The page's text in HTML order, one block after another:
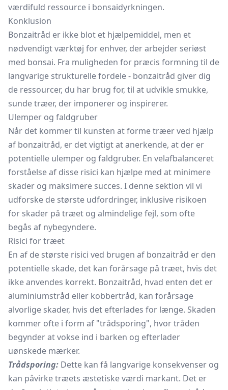
værdifuld ressource i bonsaidyrkningen.
Konklusion
Bonzaitråd er ikke blot et hjælpemiddel, men et
nødvendigt værktøj for enhver, der arbejder seriøst
med bonsai. Fra muligheden for præcis formning til de
langvarige strukturelle fordele - bonzaitråd giver dig
de ressourcer, du har brug for, til at udvikle smukke,
sunde træer, der imponerer og inspirerer.
Ulemper og faldgruber
Når det kommer til kunsten at forme træer ved hjælp
af bonzaitråd, er det vigtigt at anerkende, at der er
potentielle ulemper og faldgruber. En velafbalanceret
forståelse af disse risici kan hjælpe med at minimere
skader og maksimere succes. I denne sektion vil vi
udforske de største udfordringer, inklusive risikoen
for skader på træet og almindelige fejl, som ofte
begås af nybegyndere.
Risici for træet
En af de største risici ved brugen af bonzaitråd er den
potentielle skade, det kan forårsage på træet, hvis det
ikke anvendes korrekt. Bonzaitråd, hvad enten det er
aluminiumstråd eller kobbertråd, kan forårsage
alvorlige skader, hvis det efterlades for længe. Skaden
kommer ofte i form af "trådsporing", hvor tråden
begynder at vokse ind i barken og efterlader
uønskede mærker.
Trådsporing: Dette kan få langvarige konsekvenser og
kan påvirke træets æstetiske værdi markant. Det er